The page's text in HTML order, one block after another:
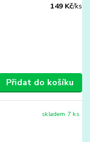
149 Kč/ks
Přidat do košíku
skladem 7 ks